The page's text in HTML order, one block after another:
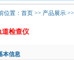
位置： 首页 >> 产品展示
道检查仪
本信息